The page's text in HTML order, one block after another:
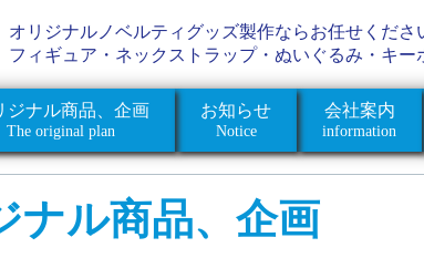
オリジナルノベルティグッズ製作ならお任せくださ
フィギュア・ネックストラップ・ぬいぐるみ・キー
ジナル商品、企画
The original plan
お知らせ
Notice
会社案内
information
ナル商品、企画